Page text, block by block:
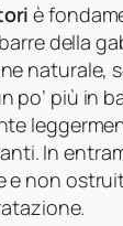
è
della
naturale,
po’ più in
In
e non